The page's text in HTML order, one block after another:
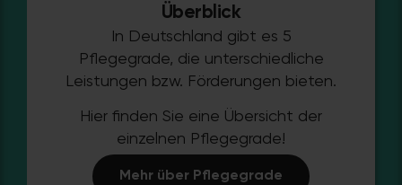
Überblick
In Deutschland gibt es 5
Pflegegrade, die unterschiedliche
Leistungen bzw. Förderungen bieten.
Hier finden Sie eine Übersicht der
einzelnen Pflegegrade!
Mehr über Pflegegrade